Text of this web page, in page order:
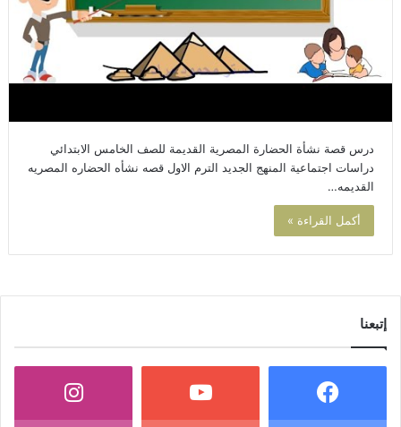
درس قصة نشأة الحضارة المصرية القديمة للصف الخامس الابتدائي
دراسات اجتماعية المنهج الجديد الترم الاول قصه نشأه الحضاره المصريه
القديمه…
أكمل القراءة »
إتبعنا